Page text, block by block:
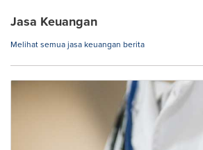
Jasa Keuangan
Melihat semua jasa keuangan berita